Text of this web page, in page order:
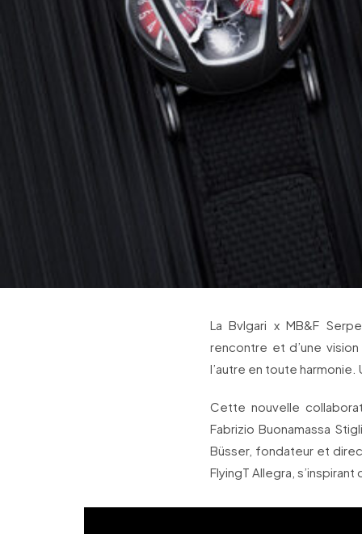
La Bvlgari x MB&F
rencontre et d’une
l’autre en toute
Cette nouvelle
Fabrizio Buonamassa
Büsser, fondateur et
FlyingT Allegra,